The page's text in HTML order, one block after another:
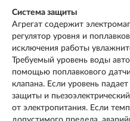
Система защиты
Агрегат содержит
регулятор уровня и
исключения работы
Требуемый уровень воды
помощью поплавкового
клапана. Если уровень
защиты и
от электропитания. Если